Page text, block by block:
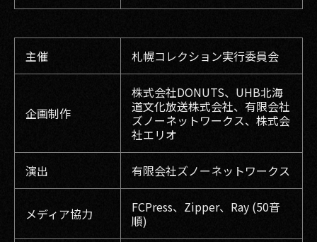
主催 札幌コレクション実行委員会
企画制作
株式会社DONUTS、UHB北海
道文化放送株式会社、有限会社
ズノーネットワークス、株式会
社エリオ
演出 有限会社ズノーネットワークス
メディア協力
FCPress、Zipper、Ray (50音
順)